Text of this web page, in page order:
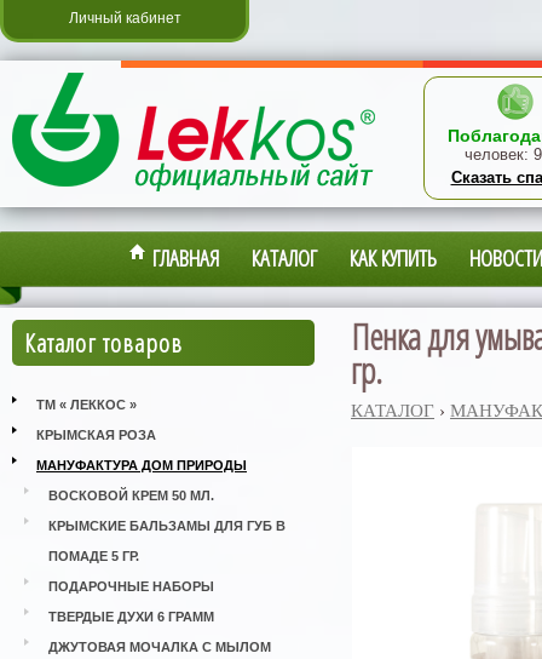
Личный кабинет
человек:
Сказать
ГЛАВНАЯ КАТАЛОГ КАК КУПИТЬ НОВОСТИ
Каталог товаров
ТМ « ЛЕККОС »
КРЫМСКАЯ РОЗА
МАНУФАКТУРА ДОМ ПРИРОДЫ
ВОСКОВОЙ КРЕМ 50 МЛ.
КРЫМСКИЕ БАЛЬЗАМЫ ДЛЯ ГУБ В
ПОМАДЕ 5 ГР.
ПОДАРОЧНЫЕ НАБОРЫ
ТВЕРДЫЕ ДУХИ 6 ГРАММ
ДЖУТОВАЯ МОЧАЛКА С МЫЛОМ
Пенка для
гр.
КАТАЛОГ ›